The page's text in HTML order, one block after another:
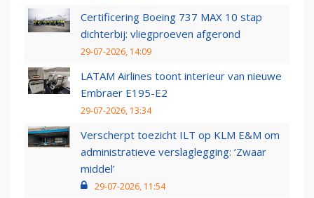
Certificering Boeing 737 MAX 10 stap
dichterbij: vliegproeven afgerond
29-07-2026, 14:09
LATAM Airlines toont interieur van nieuwe
Embraer E195-E2
29-07-2026, 13:34
Verscherpt toezicht ILT op KLM E&M om
administratieve verslaglegging: ‘Zwaar
middel’
29-07-2026, 11:54